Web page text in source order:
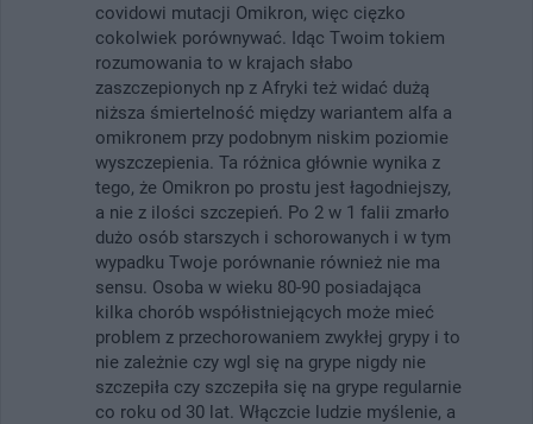
covidowi mutacji Omikron, więc cięzko
cokolwiek porównywać. Idąc Twoim tokiem
rozumowania to w krajach słabo
zaszczepionych np z Afryki też widać dużą
niższa śmiertelność między wariantem alfa a
omikronem przy podobnym niskim poziomie
wyszczepienia. Ta różnica głównie wynika z
tego, że Omikron po prostu jest łagodniejszy,
a nie z ilości szczepień. Po 2 w 1 falii zmarło
dużo osób starszych i schorowanych i w tym
wypadku Twoje porównanie również nie ma
sensu. Osoba w wieku 80-90 posiadająca
kilka chorób współistniejących może mieć
problem z przechorowaniem zwykłej grypy i to
nie zależnie czy wgl się na grype nigdy nie
szczepiła czy szczepiła się na grype regularnie
co roku od 30 lat. Włączcie ludzie myślenie, a